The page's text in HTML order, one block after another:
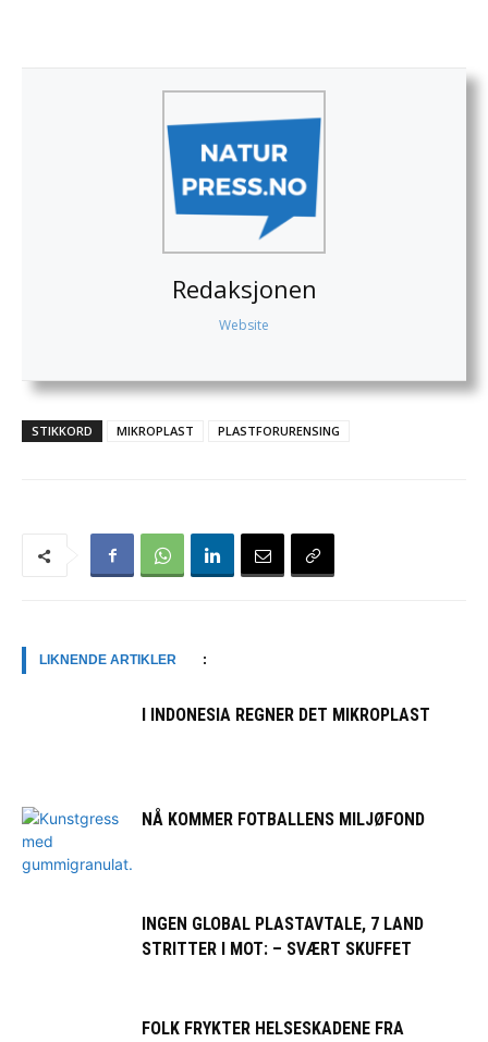
Redaksjonen
Website
STIKKORD MIKROPLAST PLASTFORURENSING
LIKNENDE ARTIKLER :
I INDONESIA REGNER DET MIKROPLAST
NÅ KOMMER FOTBALLENS MILJØFOND
INGEN GLOBAL PLASTAVTALE, 7 LAND
STRITTER I MOT: – SVÆRT SKUFFET
FOLK FRYKTER HELSESKADENE FRA